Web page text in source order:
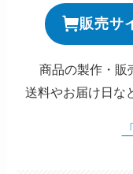
販売サ
商品の製作・販
送料やお届け日な